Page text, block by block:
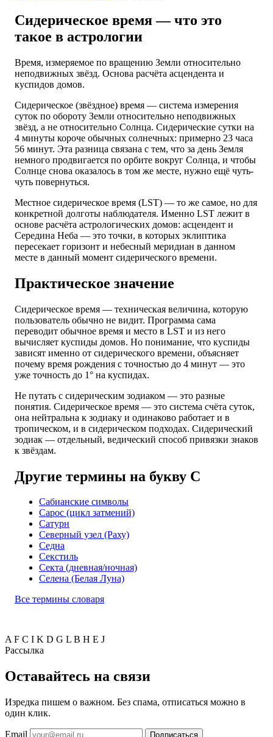
Сидерическое время— что это
такое в астрологии
Время, измеряемое по вращению Земли относительно
неподвижных звёзд. Основа расчёта асцендента и
куспидов домов.
Сидерическое (звёздное) время — система измерения
суток по обороту Земли относительно неподвижных
звёзд, а не относительно Солнца. Сидерические сутки на
4 минуты короче обычных солнечных: примерно 23 часа
56 минут. Эта разница связана с тем, что за день Земля
немного продвигается по орбите вокруг Солнца, и чтобы
Солнце снова оказалось в том же месте, нужно ещё чуть-
чуть повернуться.
Местное сидерическое время (LST) — то же самое, но для
конкретной долготы наблюдателя. Именно LST лежит в
основе расчёта астрологических домов: асцендент и
Середина Неба — это точки, в которых эклиптика
пересекает горизонт и небесный меридиан в данном
месте в данный момент сидерического времени.
Практическое значение
Сидерическое время — техническая величина, которую
пользователь обычно не видит. Программа сама
переводит обычное время и место в LST и из него
вычисляет куспиды домов. Но понимание, что куспиды
зависят именно от сидерического времени, объясняет
почему время рождения с точностью до 4 минут — это
уже точность до 1° на куспидах.
Не путать с сидерическим зодиаком — это разные
понятия. Сидерическое время — это система счёта суток,
она нейтральна к зодиаку и одинаково работает и в
тропическом, и в сидерическом подходах. Сидерический
зодиак — отдельный, ведический способ привязки знаков
к звёздам.
Другие термины на букву С
Сабианские символы
Сарос (цикл затмений)
Сатурн
Северный узел (Раху)
Седна
Секстиль
Секта (дневная/ночная)
Селена (Белая Луна)
Все термины словаря
A F C I K D G L B H E J
Рассылка
Оставайтесь на связи
Изредка пишем о важном. Без спама, отписаться можно в
один клик.
Email Подписаться